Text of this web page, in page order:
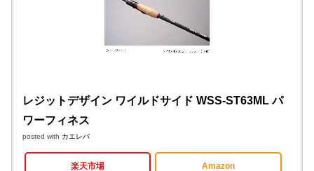
レジットデザイン ワイルドサイド WSS-ST63ML パ
ワーフィネス
posted with カエレバ
楽天市場 Amazon